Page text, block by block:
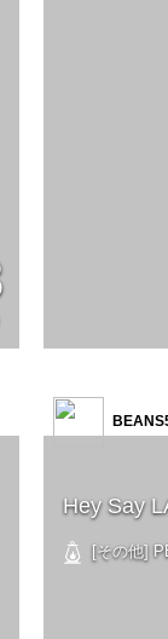
Hey Say
[その他]